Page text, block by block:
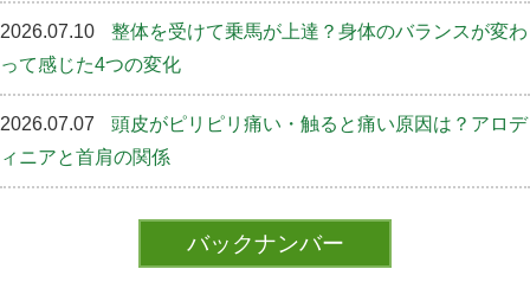
2026.07.10
整体を受けて乗馬が上達？身体のバランスが変わ
って感じた4つの変化
2026.07.07
頭皮がピリピリ痛い・触ると痛い原因は？アロデ
ィニアと首肩の関係
バックナンバー